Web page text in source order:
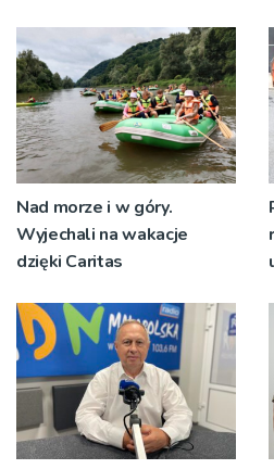
RDN
Nad morze i w góry.
Wyjechali na wakacje
dzięki Caritas